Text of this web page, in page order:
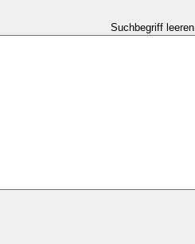
Suchbegriff leeren